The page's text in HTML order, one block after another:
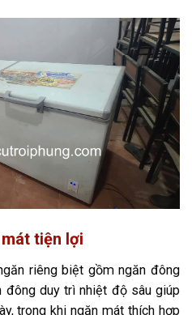
tiện lợi
riêng biệt gồm ngăn đông
đông duy trì nhiệt độ sâu giúp
trong khi ngăn mát thích hợp